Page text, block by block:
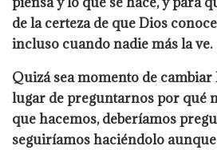
de la certeza de que Dios
incluso cuando nadie más la ve.
Quizá sea momento de cambiar
lugar de preguntarnos por qué
que hacemos, deberíamos
seguiríamos haciéndolo